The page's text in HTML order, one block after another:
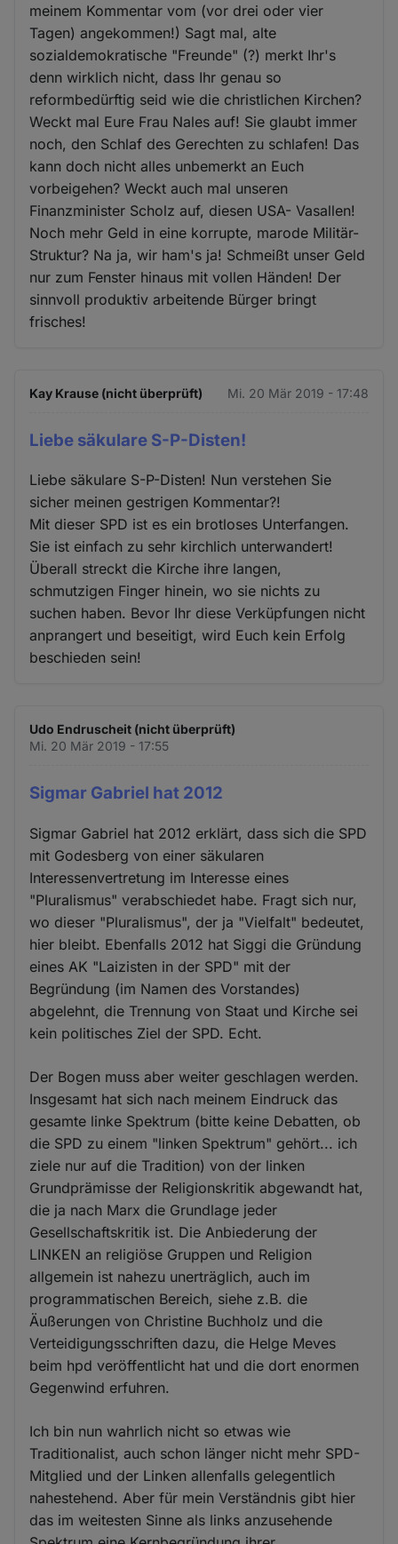
meinem Kommentar vom (vor drei oder vier
Tagen) angekommen!) Sagt mal, alte
sozialdemokratische "Freunde" (?) merkt Ihr's
denn wirklich nicht, dass Ihr genau so
reformbedürftig seid wie die christlichen Kirchen?
Weckt mal Eure Frau Nales auf! Sie glaubt immer
noch, den Schlaf des Gerechten zu schlafen! Das
kann doch nicht alles unbemerkt an Euch
vorbeigehen? Weckt auch mal unseren
Finanzminister Scholz auf, diesen USA- Vasallen!
Noch mehr Geld in eine korrupte, marode Militär-
Struktur? Na ja, wir ham's ja! Schmeißt unser Geld
nur zum Fenster hinaus mit vollen Händen! Der
sinnvoll produktiv arbeitende Bürger bringt
frisches!
Kay Krause (nicht überprüft) Mi. 20 Mär 2019 - 17:48
Liebe säkulare S-P-Disten!
Liebe säkulare S-P-Disten! Nun verstehen Sie
sicher meinen gestrigen Kommentar?!
Mit dieser SPD ist es ein brotloses Unterfangen.
Sie ist einfach zu sehr kirchlich unterwandert!
Überall streckt die Kirche ihre langen,
schmutzigen Finger hinein, wo sie nichts zu
suchen haben. Bevor Ihr diese Verküpfungen nicht
anprangert und beseitigt, wird Euch kein Erfolg
beschieden sein!
Udo Endruscheit (nicht überprüft)
Mi. 20 Mär 2019 - 17:55
Sigmar Gabriel hat 2012
Sigmar Gabriel hat 2012 erklärt, dass sich die SPD
mit Godesberg von einer säkularen
Interessenvertretung im Interesse eines
"Pluralismus" verabschiedet habe. Fragt sich nur,
wo dieser "Pluralismus", der ja "Vielfalt" bedeutet,
hier bleibt. Ebenfalls 2012 hat Siggi die Gründung
eines AK "Laizisten in der SPD" mit der
Begründung (im Namen des Vorstandes)
abgelehnt, die Trennung von Staat und Kirche sei
kein politisches Ziel der SPD. Echt.
Der Bogen muss aber weiter geschlagen werden.
Insgesamt hat sich nach meinem Eindruck das
gesamte linke Spektrum (bitte keine Debatten, ob
die SPD zu einem "linken Spektrum" gehört... ich
ziele nur auf die Tradition) von der linken
Grundprämisse der Religionskritik abgewandt hat,
die ja nach Marx die Grundlage jeder
Gesellschaftskritik ist. Die Anbiederung der
LINKEN an religiöse Gruppen und Religion
allgemein ist nahezu unerträglich, auch im
programmatischen Bereich, siehe z.B. die
Äußerungen von Christine Buchholz und die
Verteidigungsschriften dazu, die Helge Meves
beim hpd veröffentlicht hat und die dort enormen
Gegenwind erfuhren.
Ich bin nun wahrlich nicht so etwas wie
Traditionalist, auch schon länger nicht mehr SPD-
Mitglied und der Linken allenfalls gelegentlich
nahestehend. Aber für mein Verständnis gibt hier
das im weitesten Sinne als links anzusehende